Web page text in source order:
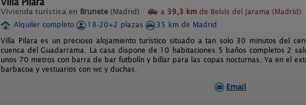
Villa Pilara
Vivienda turística en Brunete (Madrid) a 39,3 km de Belvis del Jarama (Madrid)
Alquiler completo
18-20+2 plazas
35 km de Madrid
Villa Pilara es un precioso alojamiento turístico situado a tan solo 30 minutos del
cuenca del Guadarrama. La casa dispone de 10 habitaciones 5 baños completos 2
unos 70 metros con barra de bar futbolín y billar para las copas nocturnas. Ya en el
barbacoa y vestuarios con wc y duchas.
Email